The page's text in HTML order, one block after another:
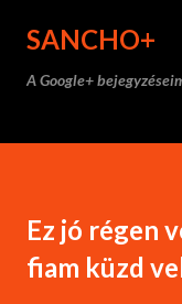
SANCHO+
A Google+
Ez jó régen
fiam küzd